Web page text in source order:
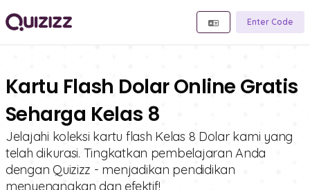
Enter Code
Kartu Flash Dolar Online Gratis
Seharga Kelas 8
Jelajahi koleksi kartu flash Kelas 8 Dolar kami yang
telah dikurasi. Tingkatkan pembelajaran Anda
dengan Quizizz - menjadikan pendidikan
menyenangkan dan efektif!